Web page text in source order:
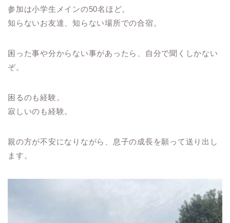
参加は小学生メインの50名ほど。
知らないお友達、知らない場所での合宿。
困った事や分からない事があったら、自分で聞くしかない
ぞ。
困るのも経験。
寂しいのも経験。
親の方が不安になりながら、息子の成長を願って送り出し
ます。